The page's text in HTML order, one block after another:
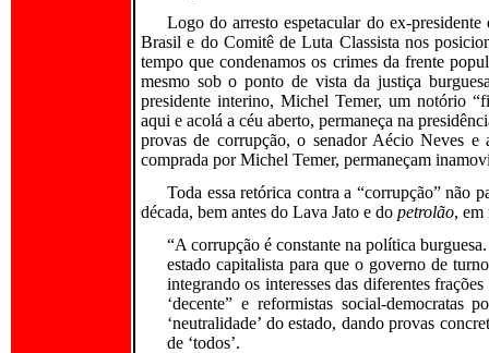
Logo do arresto espetacular do ex-
Brasil e do Comitê de Luta Classista nos
tempo que condenamos os crimes da frente
mesmo sob o ponto de vista da justiça
presidente interino, Michel Temer, um notório
aqui e acolá a céu aberto, permaneça na
provas de corrupção, o senador Aécio Neves e
comprada por Michel Temer, permaneçam
Toda essa retórica contra a “corrupção” não
década, bem antes do Lava Jato e do petrolão, em
“A corrupção é constante na política
estado capitalista para que o governo de
integrando os interesses das diferentes
‘decente” e reformistas social-
‘neutralidade’ do estado, dando provas
de ‘todos’.